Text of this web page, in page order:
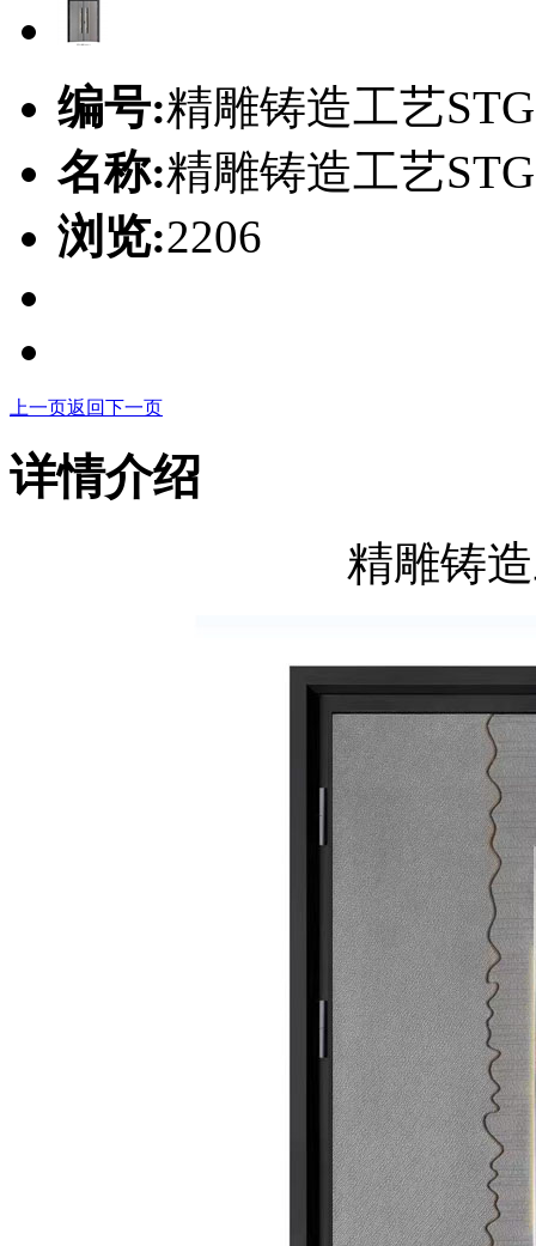
编号:精雕铸造工艺
名称:精雕铸造工艺
浏览:2206
上一页返回下一页
详情介绍
精雕铸